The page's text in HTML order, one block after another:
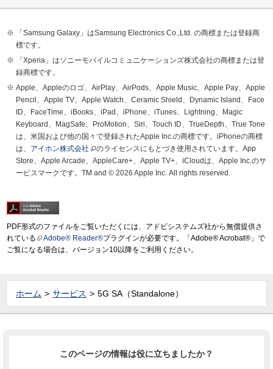
「Samsung Galaxy」はSamsung Electronics Co.,Ltd. の商標または登録商
標です。
「Xperia」はソニーモバイルコミュニケーションズ株式会社の商標または登
録商標です。
Apple、Appleのロゴ、AirPlay、AirPods、Apple Music、Apple Pay、Apple
Pencil、Apple TV、Apple Watch、Ceramic Shield、Dynamic Island、Face
ID、FaceTime、iBooks、iPad、iPhone、iTunes、Lightning、Magic
Keyboard、MagSafe、ProMotion、Siri、Touch ID、TrueDepth、True Tone
は、米国および他の国々で登録されたApple Inc.の商標です。iPhoneの商標
は、 アイホン株式会社
のライセンスにもとづき使用されています。App
Store、Apple Arcade、AppleCare+、Apple TV+、iCloudは、Apple Inc.のサ
ービスマークです。TM and © 2026 Apple Inc. All rights reserved.
PDF形式のファイルをご覧いただくには、アドビシステムズ社から無償提供さ
れている
Adobe® Reader®プラグインが必要です。「Adobe® Acrobat®」で
ご覧になる場合は、バージョン10以降をご利用ください。
ホーム サービス 5G SA（Standalone）
このページの情報は役に立ちましたか？